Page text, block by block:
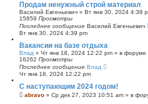
Продам ненужный строй материал
Василий Евгеньевич » Вт янв 30, 2024 4:39
15859 Просмотры
Последнее сообщение Василий Евгеньевич
Вт янв 30, 2024 4:39 pm
Вакансии на базе отдыха
Влад » Чт янв 18, 2024 12:22 pm » в форуме
16262 Просмотры
Последнее сообщение Влад
Чт янв 18, 2024 12:22 pm
С наступающим 2024 годом!
abravo » Ср дек 27, 2023 10:51 am » в